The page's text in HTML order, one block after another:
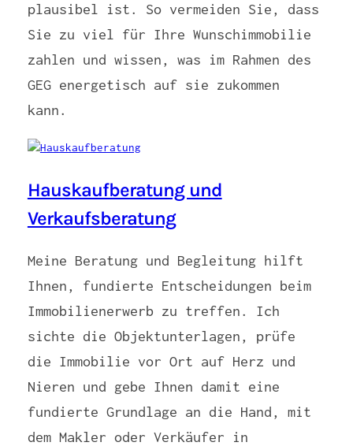
plausibel ist. So vermeiden Sie, dass
Sie zu viel für Ihre Wunschimmobilie
zahlen und wissen, was im Rahmen des
GEG energetisch auf sie zukommen
kann.
Hauskaufberatung und
Verkaufsberatung
Meine Beratung und Begleitung hilft
Ihnen, fundierte Entscheidungen beim
Immobilienerwerb zu treffen. Ich
sichte die Objektunterlagen, prüfe
die Immobilie vor Ort auf Herz und
Nieren und gebe Ihnen damit eine
fundierte Grundlage an die Hand, mit
dem Makler oder Verkäufer in